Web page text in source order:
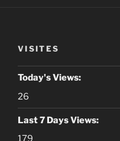
VISITES
Today's Views:
26
Last 7 Days Views:
179